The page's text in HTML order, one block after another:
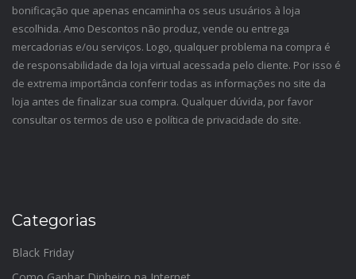
bonificação que apenas encaminha os seus usuários à loja
escolhida. Amo Descontos não produz, vende ou entrega
mercadorias e/ou serviços. Logo, qualquer problema na compra é
de responsabilidade da loja virtual acessada pelo cliente. Por isso é
de extrema importância conferir todas as informações no site da
loja antes de finalizar sua compra. Qualquer dúvida, por favor
consultar os termos de uso e política de privacidade do site.
Categorias
Black Friday